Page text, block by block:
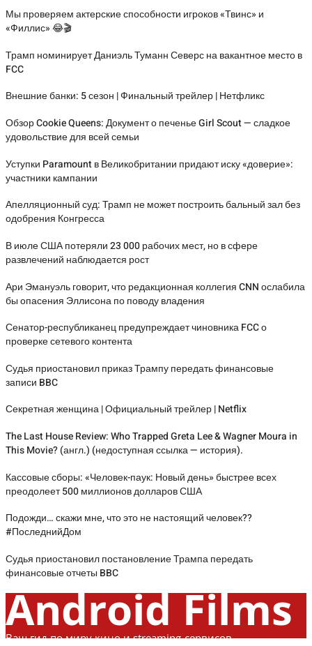
Мы проверяем актерские способности игроков «Твинс» и
«Филлис» 😂🎬
Трамп номинирует Даниэль Туманн Северс на вакантное место в
FCC
Внешние банки: 5 сезон | Финальный трейлер | Нетфликс
Обзор Cookie Queens: Документ о печенье Girl Scout — сладкое
удовольствие для всей семьи
Уступки Paramount в Великобритании придают иску «доверие»:
участники кампании
Апелляционный суд: Трамп не может построить бальный зал без
одобрения Конгресса
В июле США потеряли 23 000 рабочих мест, но в сфере
развлечений наблюдается рост
Ари Эмануэль говорит, что редакционная коллегия CNN ослабила
бы опасения Эллисона по поводу владения
Сенатор-республиканец предупреждает чиновника FCC о
проверке сетевого контента
Судья приостановил приказ Трампу передать финансовые
записи BBC
Секретная женщина | Официальный трейлер | Netflix
The Last House Review: Who Trapped Greta Lee & Wagner Moura in
This Movie? (англ.) (недоступная ссылка — история).
Кассовые сборы: «Человек-паук: Новый день» быстрее всех
преодолеет 500 миллионов долларов США
Подожди… скажи мне, что это не настоящий человек??
#ПоследнийДом
Судья приостановил постановление Трампа передать
финансовые отчеты BBC
Android Films
Ваш гид по миру кино и streaming-сервисов